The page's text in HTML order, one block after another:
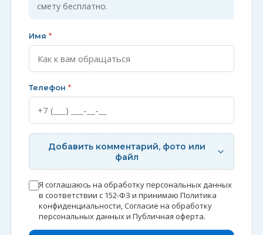
смету бесплатно.
Имя *
Телефон *
Добавить комментарий, фото или
файл
Я соглашаюсь на обработку персональных данных
в соответствии с 152-ФЗ и принимаю Политика
конфиденциальности,Согласие на обработку
персональных данныхи Публичная оферта.